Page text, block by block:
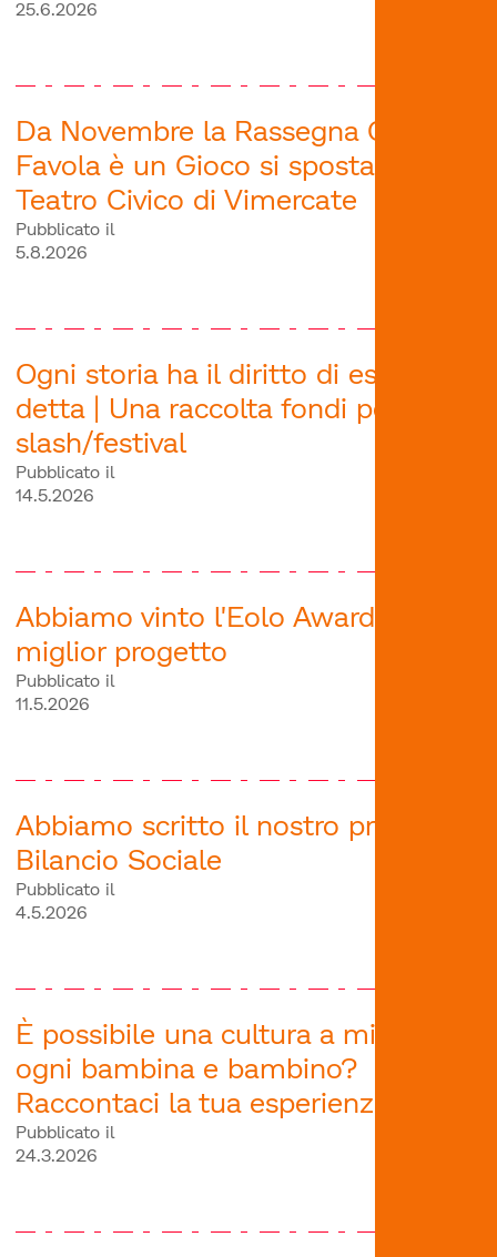
25.6.2026
Da Novembre la Rassegna Ogni
Favola è un Gioco si sposta al
Teatro Civico di Vimercate
Pubblicato il
5.8.2026
Ogni storia ha il diritto di essere
detta | Una raccolta fondi per
slash/festival
Pubblicato il
14.5.2026
Abbiamo vinto l'Eolo Award per il
miglior progetto
Pubblicato il
11.5.2026
Abbiamo scritto il nostro primo
Bilancio Sociale
Pubblicato il
4.5.2026
È possibile una cultura a misura di
ogni bambina e bambino?
Raccontaci la tua esperienza
Pubblicato il
24.3.2026